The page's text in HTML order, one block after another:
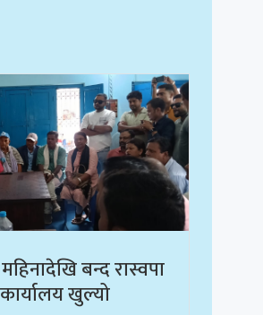
बन्द रास्वपा
खुल्यो